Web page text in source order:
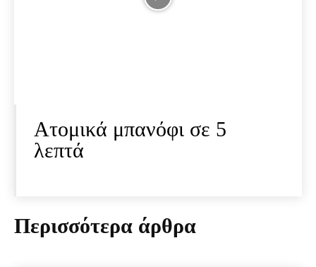
Ατομικά μπανόφι σε 5
λεπτά
Περισσότερα άρθρα